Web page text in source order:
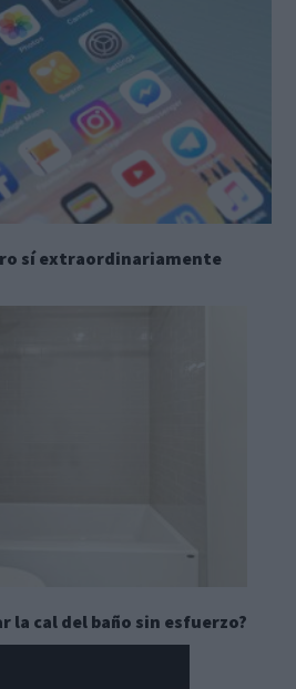
sí extraordinariamente
la cal del baño sin esfuerzo?